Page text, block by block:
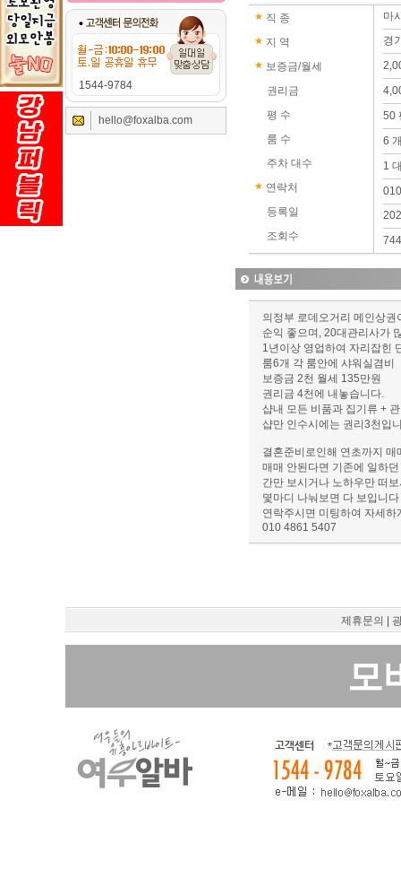
1544-9784
hello@foxalba.com
직 종
지 역
보증금/월세
권리금
평 수
룸 수
주차 대수
연락처
등록일
조회수
마
경
50
6
1
744
의정부 로데오거리 메인상권
순익 좋으며, 20대관리사가
1년이상 영업하여 자리잡힌
룸6개 각 룸안에 샤워실겸비
보증금 2천 월세 135만원
권리금 4천에 내놓습니다.
샵내 모든 비품과 집기류 +
샵만 인수시에는 권리3천입
결혼준비로인해 연초까지 매
매매 안된다면 기존에 일하
간만 보시거나 노하우만 떠
몇마디 나눠보면 다 보입니
연락주시면 미팅하여 자세
010 4861 5407
제휴문의
모